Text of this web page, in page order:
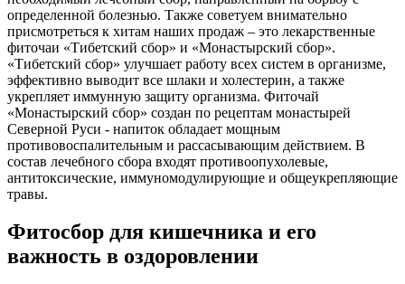
определенной болезнью. Также советуем внимательно
присмотреться к хитам наших продаж – это лекарственные
фиточаи «Тибетский сбор» и «Монастырский сбор».
«Тибетский сбор» улучшает работу всех систем в организме,
эффективно выводит все шлаки и холестерин, а также
укрепляет иммунную защиту организма. Фиточай
«Монастырский сбор» создан по рецептам монастырей
Северной Руси - напиток обладает мощным
противовоспалительным и рассасывающим действием. В
состав лечебного сбора входят противоопухолевые,
антитоксические, иммуномодулирующие и общеукрепляющие
травы.
Фитосбор для кишечника и его
важность в оздоровлении